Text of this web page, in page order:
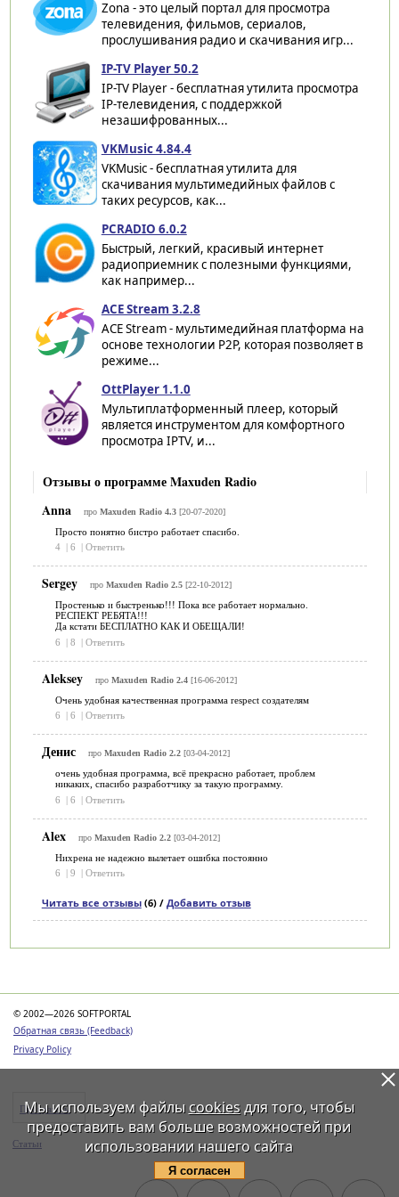
Zona - это целый портал для просмотра
телевидения, фильмов, сериалов,
прослушивания радио и скачивания игр...
IP-TV Player 50.2
IP-TV Player - бесплатная утилита просмотра
IP-телевидения, с поддержкой
незашифрованных...
VKMusic 4.84.4
VKMusic - бесплатная утилита для
скачивания мультимедийных файлов с
таких ресурсов, как...
PCRADIO 6.0.2
Быстрый, легкий, красивый интернет
радиоприемник с полезными функциями,
как например...
ACE Stream 3.2.8
ACE Stream - мультимедийная платформа на
основе технологии P2P, которая позволяет в
режиме...
OttPlayer 1.1.0
Мультиплатформенный плеер, который
является инструментом для комфортного
просмотра IPTV, и...
Отзывы о программе Maxuden Radio
Anna
про Maxuden Radio 4.3[20-07-2020]
Просто понятно бистро работает спасибо.
4
6 Ответить
Sergey про Maxuden Radio 2.5[22-10-2012]
Простенько и быстренько!!! Пока все работает нормально.
РЕСПЕКТ РЕБЯТА!!!
Да кстати БЕСПЛАТНО КАК И ОБЕЩАЛИ!
6
| 8 | Ответить
Aleksey про Maxuden Radio 2.4[16-06-2012]
Очень удобная качественная программа respect создателям
6
6 Ответить
Денис про Maxuden Radio 2.2[03-04-2012]
очень удобная программа, всё прекрасно работает, проблем
никаких, спасибо разработчику за такую программу.
6
| 6 | Ответить
Alex про Maxuden Radio 2.2[03-04-2012]
Нихрена не надежно вылетает ошибка постоянно
6
9 Ответить
Читать все отзывы(6) / Добавить отзыв
© 2002—2026 SOFTPORTAL
Обратная связь (Feedback)
Privacy Policy
Программы
Статьи
Мы используем файлы cookiesдля того, чтобы
предоставить вам больше возможностей при
использовании нашего сайта